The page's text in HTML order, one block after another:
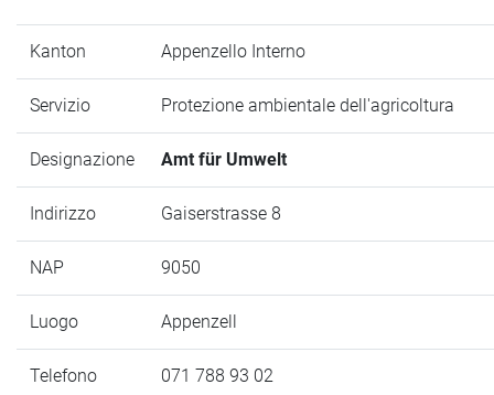
Kanton Appenzello Interno
Servizio Protezione ambientale dell'agricoltura
Designazione Amt für Umwelt
Indirizzo Gaiserstrasse 8
NAP 9050
Luogo Appenzell
Telefono 071 788 93 02